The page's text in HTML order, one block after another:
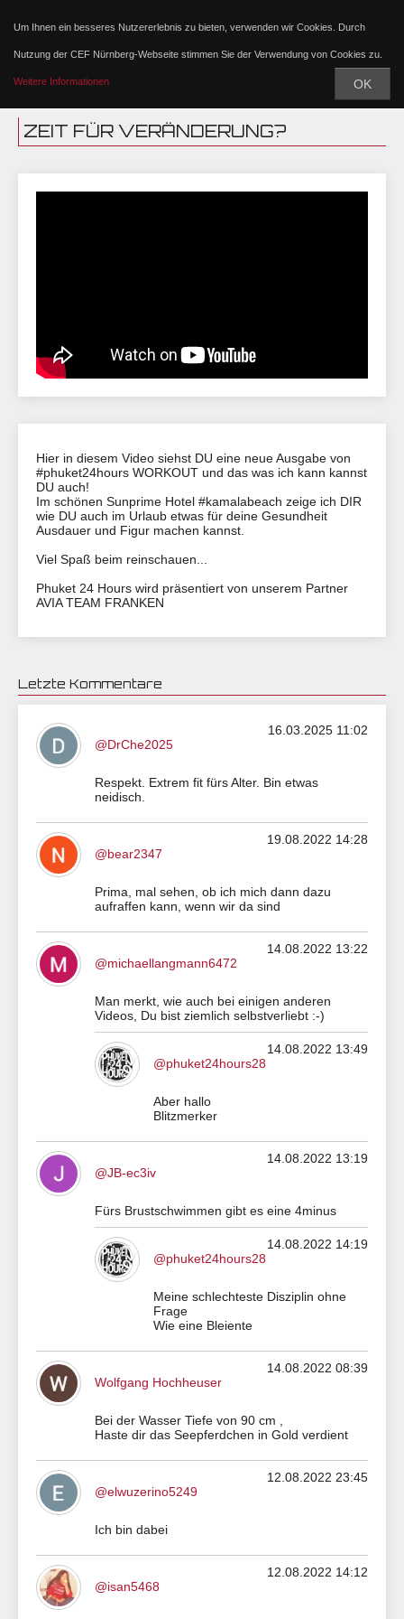
Um Ihnen ein besseres Nutzererlebnis zu bieten, verwenden wir Cookies. Durch
Nutzung der CEF Nürnberg-Webseite stimmen Sie der Verwendung von Cookies zu.
Weitere Informationen OK
ZEIT FÜR VERÄNDERUNG?
Hier in diesem Video siehst DU eine neue Ausgabe von
#phuket24hours WORKOUT und das was ich kann kannst
DU auch!
Im schönen Sunprime Hotel #kamalabeach zeige ich DIR
wie DU auch im Urlaub etwas für deine Gesundheit
Ausdauer und Figur machen kannst.
Viel Spaß beim reinschauen...
Phuket 24 Hours wird präsentiert von unserem Partner
AVIA TEAM FRANKEN
Letzte Kommentare
16.03.2025 11:02
@DrChe2025
Respekt. Extrem fit fürs Alter. Bin etwas
neidisch.
19.08.2022 14:28
@bear2347
Prima, mal sehen, ob ich mich dann dazu
aufraffen kann, wenn wir da sind
14.08.2022 13:22
@michaellangmann6472
Man merkt, wie auch bei einigen anderen
Videos, Du bist ziemlich selbstverliebt :-)
14.08.2022 13:49
@phuket24hours28
Aber hallo
Blitzmerker
14.08.2022 13:19
@JB-ec3iv
Fürs Brustschwimmen gibt es eine 4minus
14.08.2022 14:19
@phuket24hours28
Meine schlechteste Disziplin ohne
Frage
Wie eine Bleiente
14.08.2022 08:39
Wolfgang Hochheuser
Bei der Wasser Tiefe von 90 cm ,
Haste dir das Seepferdchen in Gold verdient
12.08.2022 23:45
@elwuzerino5249
Ich bin dabei
12.08.2022 14:12
@isan5468